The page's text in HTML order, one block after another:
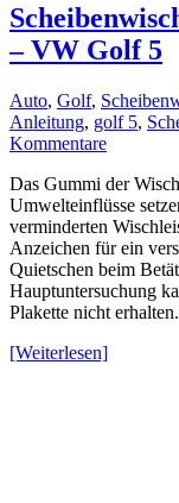
– VW Golf 5
Auto, Golf,
Anleitung, golf 5,
Kommentare
Das Gummi der
Umwelteinflüsse
verminderten
Anzeichen für ein
Quietschen beim
Hauptuntersuchung
Plakette nicht erhalten.
[Weiterlesen]